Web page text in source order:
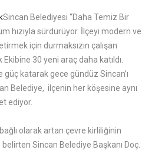
Sincan Belediyesi “Daha Temiz Bir
hızıyla sürdürüyor. İlçeyi modern ve
için durmaksızın çalışan
30 yeni araç daha katıldı.
katarak gece gündüz Sincan’ı
Belediye, ilçenin her köşesine aynı
ediyor.
olarak artan çevre kirliliğinin
belirten Sincan Belediye Başkanı Doç.